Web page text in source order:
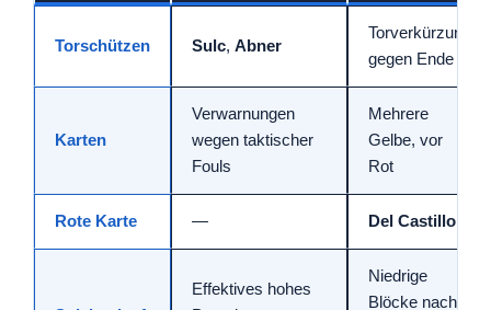
Torschützen Sulc, Abner
Torverkürzung
gegen Ende
Karten
Verwarnungen
wegen taktischer
Fouls
Mehrere
Gelbe, vor
Rot
Rote Karte — Del Castillo
Effektives hohes
Niedrige
Blöcke nach